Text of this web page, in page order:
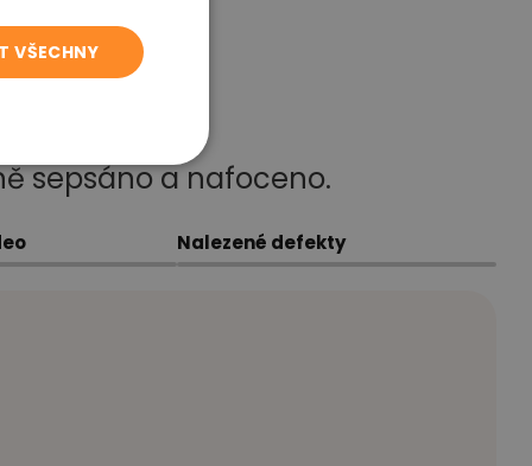
sepsáno a nafoceno.
Nalezené defekty
VŠECHNY